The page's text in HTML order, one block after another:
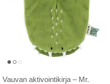
Vauvan aktivointikirja – Mr.